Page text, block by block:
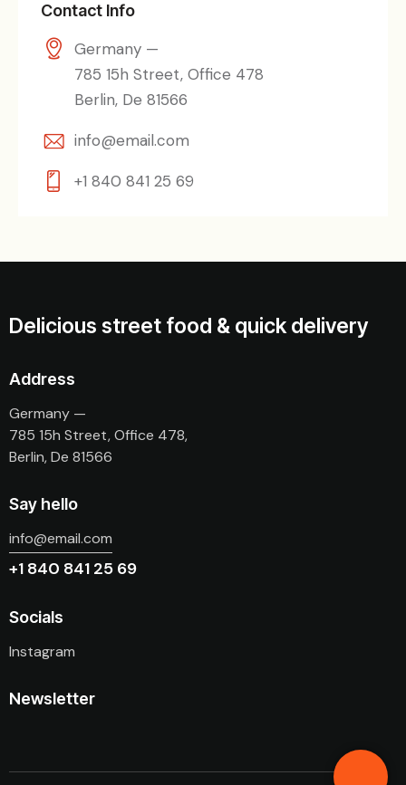
Contact Info
Germany —
785 15h Street, Office 478
Berlin, De 81566
info@email.com
+1 840 841 25 69
Delicious street food & quick delivery
Address
Germany —
785 15h Street, Office 478,
Berlin, De 81566
Say hello
info@email.com
+1 840 841 25 69
Socials
Instagram
Newsletter